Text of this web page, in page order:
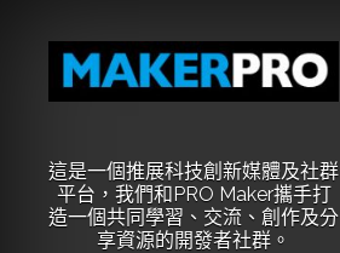
這是一個推展科技創新媒體及社群
平台，我們和PRO Maker攜手打
造一個共同學習、交流、創作及分
享資源的開發者社群。